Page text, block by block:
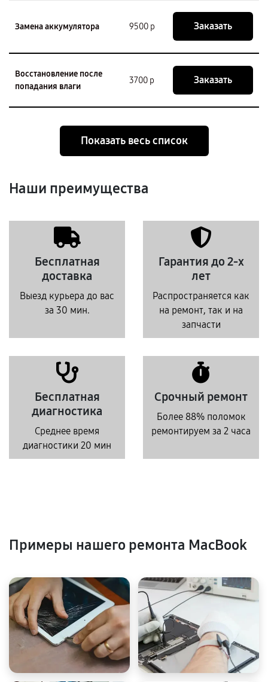
Замена аккумулятора 9500 р Заказать
Восстановление после
попадания влаги
3700 р Заказать
Показать весь список
Наши преимущества
Бесплатная
доставка
Выезд курьера до вас
за 30 мин.
Гарантия до 2-х
лет
Распространяется как
на ремонт, так и на
запчасти
Бесплатная
диагностика
Среднее время
диагностики 20 мин
Срочный ремонт
Более 88% поломок
ремонтируем за 2 часа
Примеры нашего ремонта MacBook